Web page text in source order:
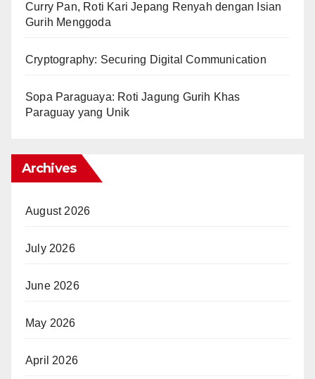
Curry Pan, Roti Kari Jepang Renyah dengan Isian
Gurih Menggoda
Cryptography: Securing Digital Communication
Sopa Paraguaya: Roti Jagung Gurih Khas
Paraguay yang Unik
Archives
August 2026
July 2026
June 2026
May 2026
April 2026